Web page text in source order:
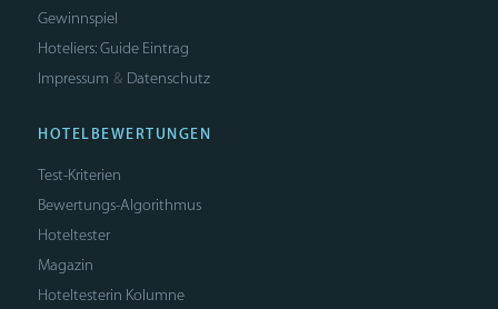
Gewinnspiel
Hoteliers: Guide Eintrag
Impressum & Datenschutz
HOTELBEWERTUNGEN
Test-Kriterien
Bewertungs-Algorithmus
Hoteltester
Magazin
Hoteltesterin Kolumne